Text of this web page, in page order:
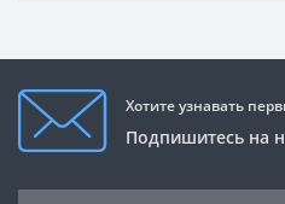
Хотите узнавать
Подпишитесь на